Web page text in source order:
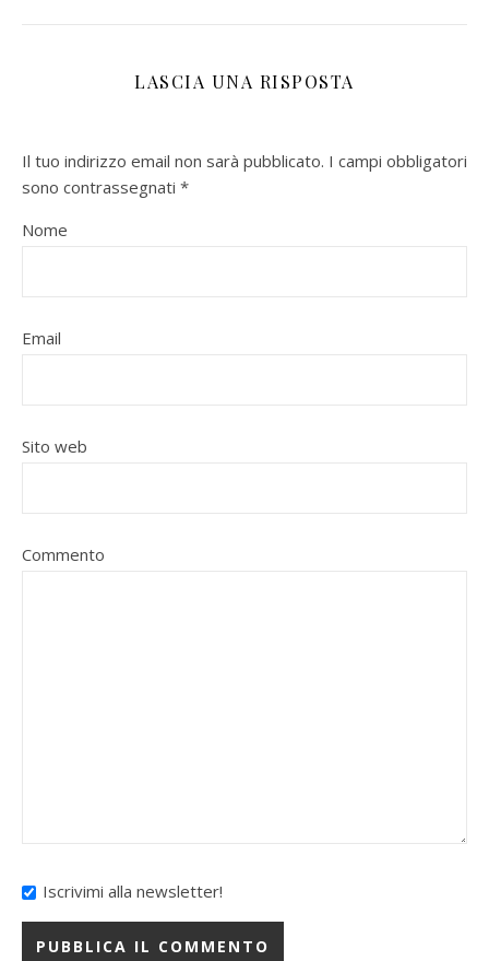
LASCIA UNA RISPOSTA
Il tuo indirizzo email non sarà pubblicato. I campi obbligatori
sono contrassegnati *
Nome
Email
Sito web
Commento
Iscrivimi alla newsletter!